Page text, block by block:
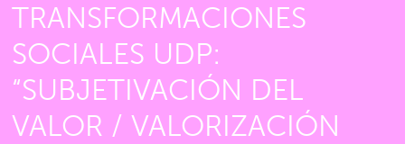
TRANSFORMACIONES
SOCIALES UDP:
“SUBJETIVACIÓN DEL
VALOR / VALORIZACIÓN